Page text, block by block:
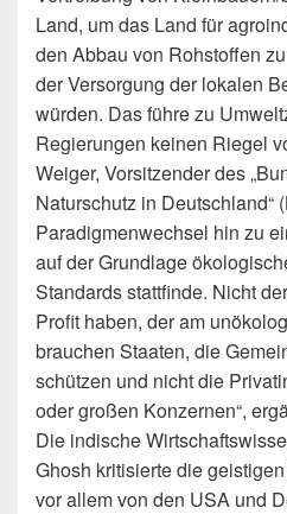
Land, um das Land für
den Abbau von Rohstoffen
der Versorgung der lokalen
würden. Das führe zu
Regierungen keinen Riegel
Weiger, Vorsitzender des
Naturschutz in Deutschland“
Paradigmenwechsel hin zu
auf der Grundlage
Standards stattfinde. Nicht
Profit haben, der am
brauchen Staaten, die
schützen und nicht die
oder großen Konzernen“,
Die indische
Ghosh kritisierte die
vor allem von den USA und